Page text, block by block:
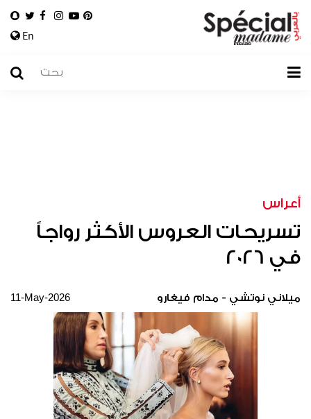
En
أعراس
تسريحات العروس الأكثر رواجاً
في 2026
ميلاني نوتشي - مدام فيغارو 11-May-2026